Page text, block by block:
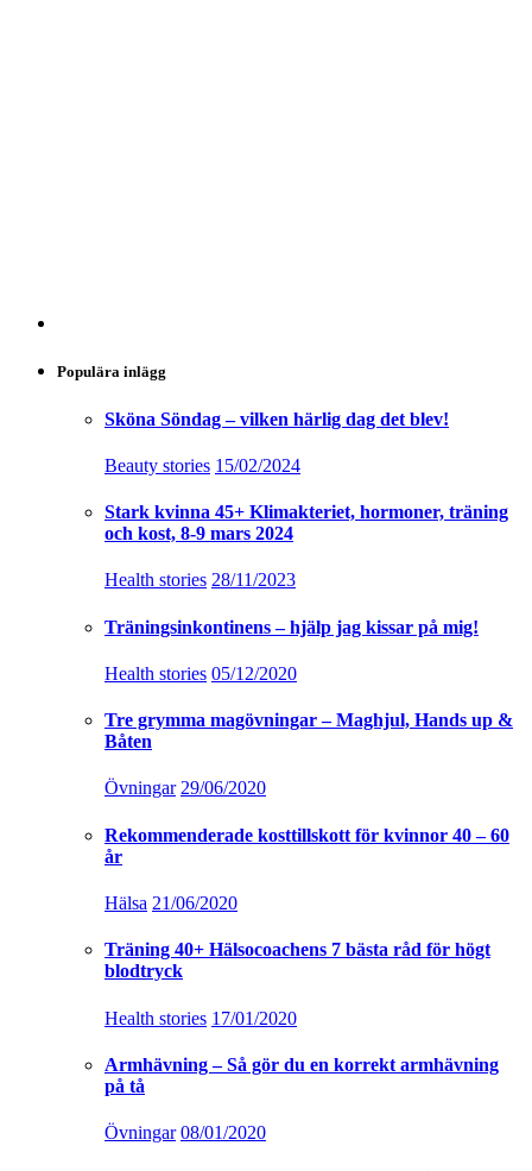
Populära inlägg
Sköna Söndag – vilken härlig dag det blev!
Beauty stories 15/02/2024
Stark kvinna 45+ Klimakteriet, hormoner, träning
och kost, 8-9 mars 2024
Health stories 28/11/2023
Träningsinkontinens – hjälp jag kissar på mig!
Health stories 05/12/2020
Tre grymma magövningar – Maghjul, Hands up &
Båten
Övningar 29/06/2020
Rekommenderade kosttillskott för kvinnor 40 – 60
år
Hälsa 21/06/2020
Träning 40+ Hälsocoachens 7 bästa råd för högt
blodtryck
Health stories 17/01/2020
Armhävning – Så gör du en korrekt armhävning
på tå
Övningar 08/01/2020